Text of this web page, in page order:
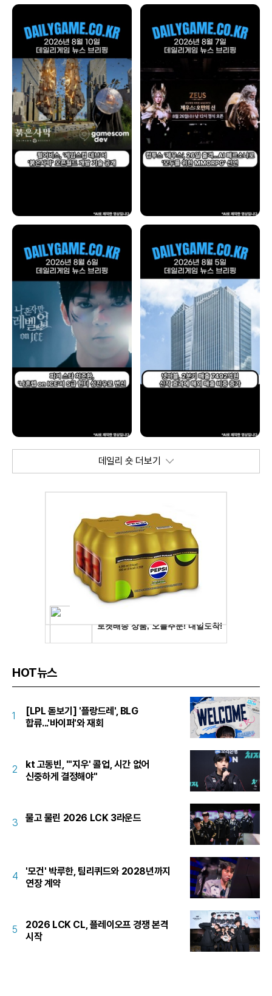
데일리 숏 더보기
HOT뉴스
1
[LPL 돋보기] '플랑드레', BLG
합류...'바이퍼'와 재회
2
kt 고동빈, "'지우' 콜업, 시간 없어
신중하게 결정해야"
3 물고 물린 2026 LCK 3라운드
4
'모건' 박루한, 팀리퀴드와 2028년까지
연장 계약
5
2026 LCK CL, 플레이오프 경쟁 본격
시작